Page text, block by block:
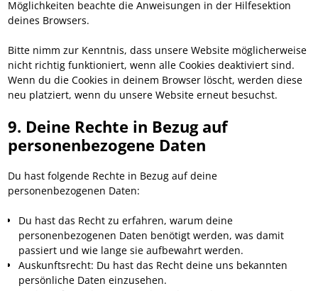
Möglichkeiten beachte die Anweisungen in der Hilfesektion
deines Browsers.
Bitte nimm zur Kenntnis, dass unsere Website möglicherweise
nicht richtig funktioniert, wenn alle Cookies deaktiviert sind.
Wenn du die Cookies in deinem Browser löscht, werden diese
neu platziert, wenn du unsere Website erneut besuchst.
9. Deine Rechte in Bezug auf
personenbezogene Daten
Du hast folgende Rechte in Bezug auf deine
personenbezogenen Daten:
Du hast das Recht zu erfahren, warum deine
personenbezogenen Daten benötigt werden, was damit
passiert und wie lange sie aufbewahrt werden.
Auskunftsrecht: Du hast das Recht deine uns bekannten
persönliche Daten einzusehen.